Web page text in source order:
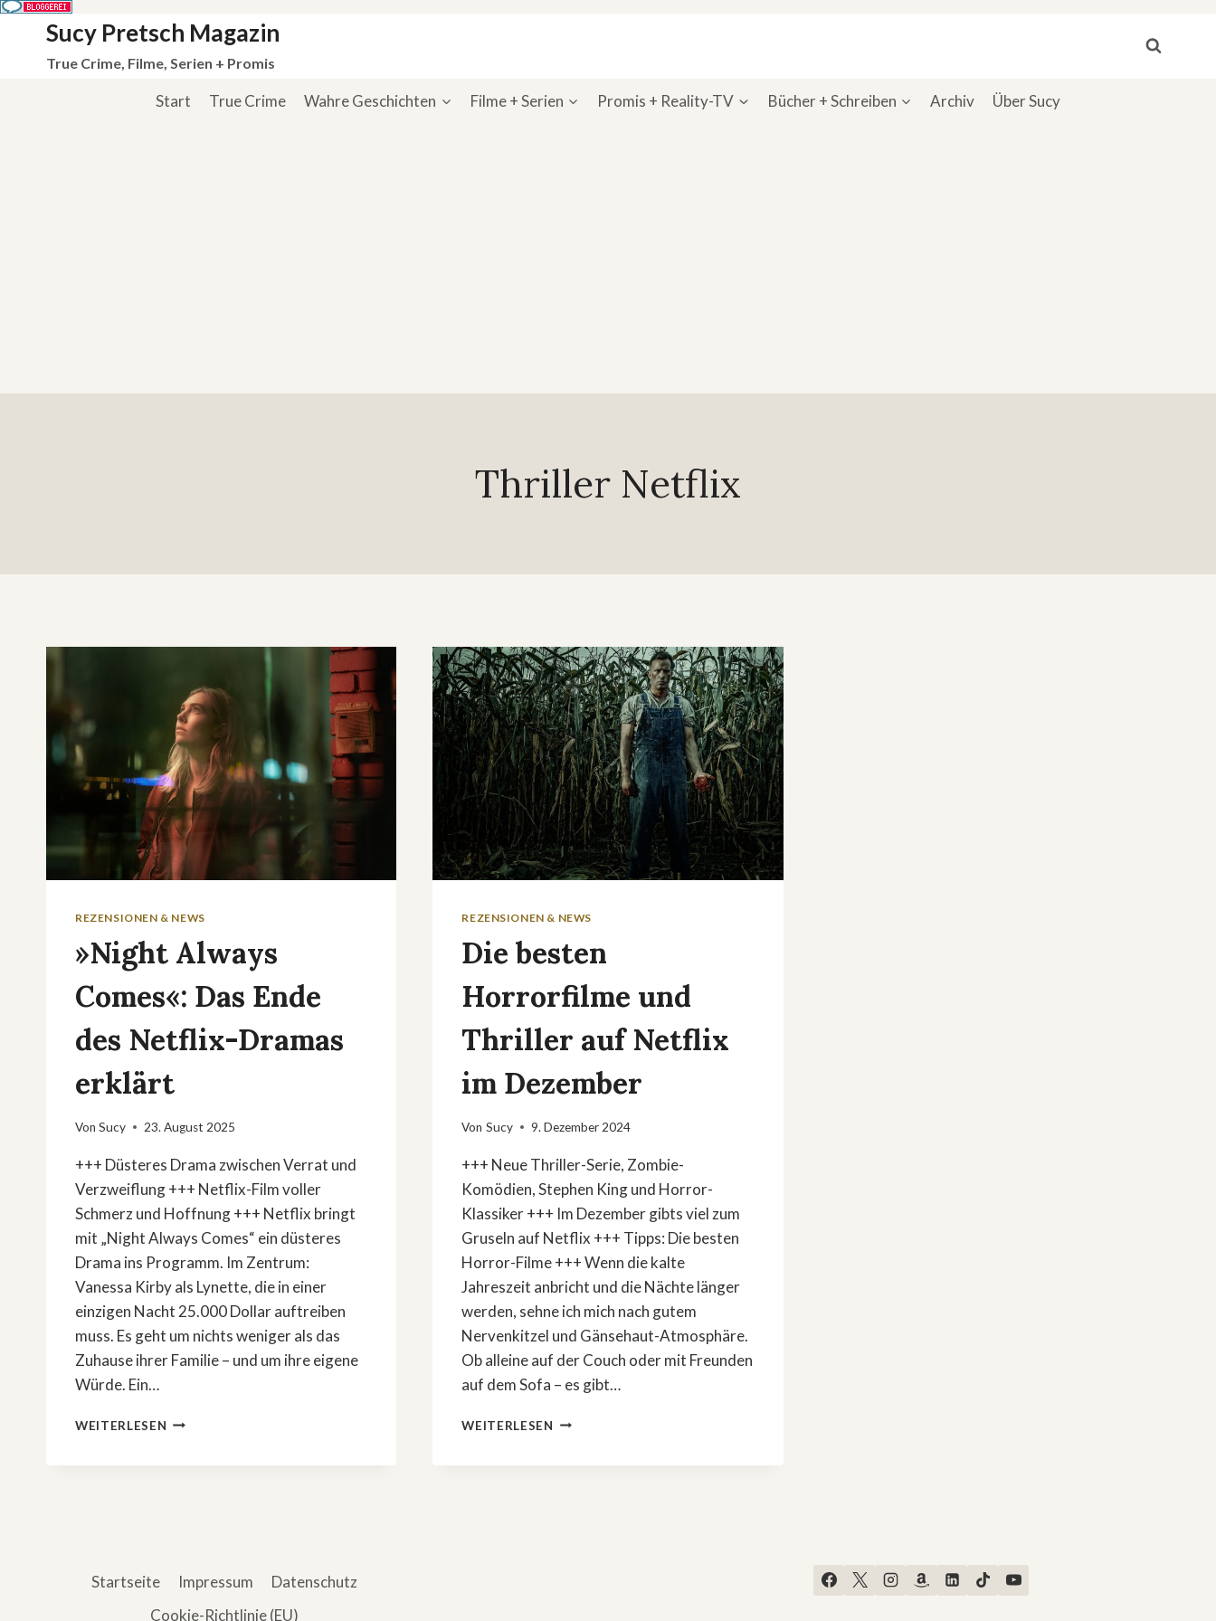
springen
Sucy Pretsch Magazin
True Crime, Filme, Serien + Promis
Start True Crime Wahre Geschichten Filme + Serien Promis + Reality-TV Bücher + Schreiben Archiv Über Sucy
Thriller Netflix
REZENSIONEN & NEWS
»Night Always
Comes«: Das Ende
des Netflix-Dramas
erklärt
Von Sucy 23. August 2025
+++ Düsteres Drama zwischen Verrat und
Verzweiflung +++ Netflix-Film voller
Schmerz und Hoffnung +++ Netflix bringt
mit „Night Always Comes“ ein düsteres
Drama ins Programm. Im Zentrum:
Vanessa Kirby als Lynette, die in einer
einzigen Nacht 25.000 Dollar auftreiben
muss. Es geht um nichts weniger als das
Zuhause ihrer Familie – und um ihre eigene
Würde. Ein…
WEITERLESEN »NIGHT
REZENSIONEN & NEWS
Die besten
Horrorfilme und
Thriller auf Netflix
im Dezember
Von Sucy 9. Dezember 2024
+++ Neue Thriller-Serie, Zombie-
Komödien, Stephen King und Horror-
Klassiker +++ Im Dezember gibts viel zum
Gruseln auf Netflix +++ Tipps: Die besten
Horror-Filme +++ Wenn die kalte
Jahreszeit anbricht und die Nächte länger
werden, sehne ich mich nach gutem
Nervenkitzel und Gänsehaut-Atmosphäre.
Ob alleine auf der Couch oder mit Freunden
auf dem Sofa – es gibt…
WEITERLESEN DIE
Startseite Impressum
Datenschutz
Cookie-Richtlinie (EU)